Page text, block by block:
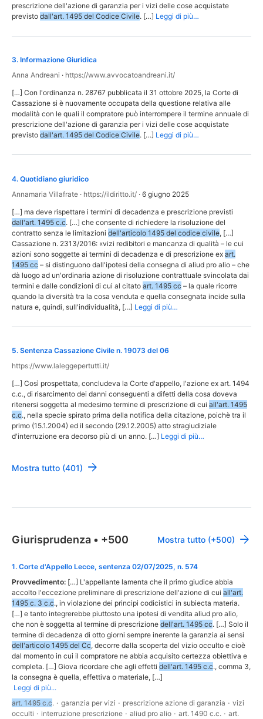
prescrizione dell'azione di garanzia per i vizi delle cose acquistate
previsto dall'art. 1495 del Codice Civile. […] Leggi di più…
3. Informazione Giuridica
Anna Andreani · https://www.avvocatoandreani.it/
[…] Con l'ordinanza n. 28767 pubblicata il 31 ottobre 2025, la Corte di
Cassazione si è nuovamente occupata della questione relativa alle
modalità con le quali il compratore può interrompere il termine annuale di
prescrizione dell'azione di garanzia per i vizi delle cose acquistate
previsto dall'art. 1495 del Codice Civile. […] Leggi di più…
4. Quotidiano giuridico
Annamaria Villafrate · https://ildiritto.it/ · 6 giugno 2025
[…] ma deve rispettare i termini di decadenza e prescrizione previsti
dall'art. 1495 c.c. […] che consente di richiedere la risoluzione del
contratto senza le limitazioni dell'articolo 1495 del codice civile, […]
Cassazione n. 2313/2016: «vizi redibitori e mancanza di qualità – le cui
azioni sono soggette ai termini di decadenza e di prescrizione ex art.
1495 cc – si distinguono dall'ipotesi della consegna di aliud pro alio – che
dà luogo ad un'ordinaria azione di risoluzione contrattuale svincolata dai
termini e dalle condizioni di cui al citato art. 1495 cc – la quale ricorre
quando la diversità tra la cosa venduta e quella consegnata incide sulla
natura e, quindi, sull'individualità, […] Leggi di più…
5. Sentenza Cassazione Civile n. 19073 del 06
https://www.laleggepertutti.it/
[…] Così prospettata, concludeva la Corte d'appello, l'azione ex art. 1494
c.c., di risarcimento dei danni conseguenti a difetti della cosa doveva
ritenersi soggetta al medesimo termine di prescrizione di cui all'art. 1495
c.c., nella specie spirato prima della notifica della citazione, poichè tra il
primo (15.1.2004) ed il secondo (29.12.2005) atto stragiudiziale
d'interruzione era decorso più di un anno. […] Leggi di più…
Mostra tutto (401)
Giurisprudenza • +500 Mostra tutto (+500)
1. Corte d'Appello Lecce, sentenza 02/07/2025, n. 574
Provvedimento: […] L'appellante lamenta che il primo giudice abbia
accolto l'eccezione preliminare di prescrizione dell'azione di cui all'art.
1495 c. 3 c.c., in violazione dei principi codicistici in subiecta materia.
[…] e tanto integrerebbe piuttosto una ipotesi di vendita aliud pro alio,
che non è soggetta al termine di prescrizione dell'art. 1495 cc. […] Solo il
termine di decadenza di otto giorni sempre inerente la garanzia ai sensi
dell'articolo 1495 del Cc, decorre dalla scoperta del vizio occulto e cioè
dal momento in cui il compratore ne abbia acquisito certezza obiettiva e
completa. […] Giova ricordare che agli effetti dell'art. 1495 c.c., comma 3,
la consegna è quella, effettiva o materiale, […]
Leggi di più...
art. 1495 c.c. · garanzia per vizi · prescrizione azione di garanzia · vizi
occulti · interruzione prescrizione · aliud pro alio · art. 1490 c.c. · art.